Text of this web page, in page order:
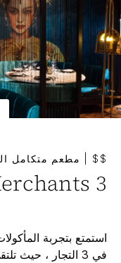
$$ مطعم متكامل
3 Merchants
استمتع بتجربة
في 3 التجار ، حيث